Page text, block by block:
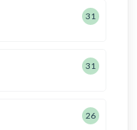
31
31
26